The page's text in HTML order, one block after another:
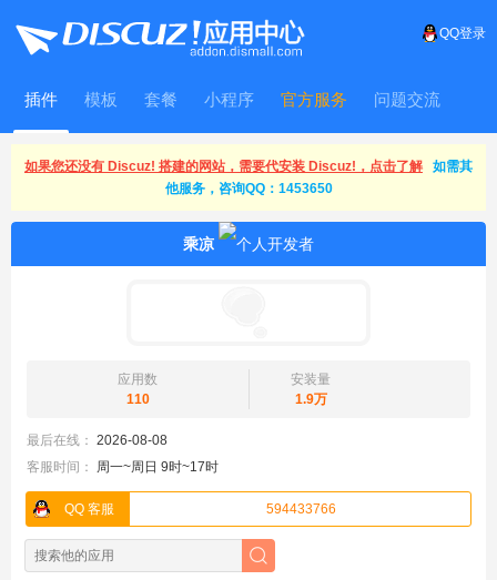
QQ登录
插件 模板 套餐 小程序 官方服务 问题交流
WitFrame
如果您还没有 Discuz! 搭建的网站，需要代安装 Discuz!，点击了解
如需其
他服务，咨询QQ：1453650
乘凉
应用数
110
安装量
1.9万
最后在线： 2026-08-08
客服时间：
周一~周日 9时~17时
QQ 客服 594433766